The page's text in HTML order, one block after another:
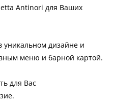
Antinori для Ваших
дизайне и
меню и барной картой.
для Вас